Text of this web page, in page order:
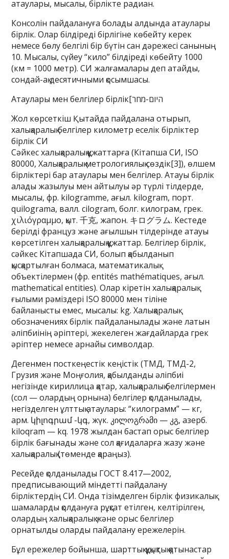
атаулары, мысалы, бірлікте радиан.
Консолін пайдалануға болады алдында атаулары
бірлік. Олар білдіреді бірлігіне көбейту керек
немесе бөлу белгілі бір бүтін сан дәрежесі санының
10. Мысалы, сүйеу “кило” білдіреді көбейту 1000
(км = 1000 метр). СИ жалғамалары деп атайды,
сондай-ақ десятичными қосымшасы.
Атаулары мен белгілер бірлік[היום-מחר
Жол көрсеткіш Қытайда пайдалана отырып,
халықаралық белгілер километр еселік бірліктер
бірлік СИ
Сәйкес халықаралық құжаттарға (Кітапша СИ, ISO
80000, Халықаралық метрологиялық сөздік[3]), өлшем
бірліктері бар атаулары мен белгілер. Атауы бірлік
алады жазылуы мен айтылуы әр түрлі тілдерде,
мысалы, фр. kilogramme, ағыл. kilogram, порт.
quilograma, валл. cilogram, болг. килограм, грек.
χιλιόγραμμο, қыт. 千克, жапон. キログラム. Кестеде
берілді француз және ағылшын тілдерінде атауы
көрсетілген халықаралық құжаттар. Белгілер бірлік,
сәйкес Кітапшада СИ, болып қабылданып
қысқартылған болмаса, математикалық
объектілермен (фр. entités mathématiques, ағыл.
mathematical entities). Олар кіретін халықаралық
ғылыми рәміздері ISO 80000 мен тіліне
байланысты емес, мысалы: kg. Халықаралық
обозначениях бірлік пайдаланылады және латын
әліпбиінің әріптері, жекелеген жағдайларда грек
әріптер немесе арнайы символдар.
Дегенмен посткеңестік кеңістік (ТМД, ТМД-2,
Грузия және Моңғолия, қабылданды әліпбиі
негізінде кириллица қатар, халықаралық белгілермен
(сол — олардың орнына) белгілер қолданылады,
негізделген ұлттық атаулары: “килограмм” — кг,
арм. կիլոգրամ -կգ, жүк. კილოგრამი — კგ, азерб.
kiloqram — kq. 1978 жылдан бастап орыс белгілер
бірлік бағынады және сол қағидаларға жазу және
халықаралық (төменде қараңыз).
Ресейде қолданылады ГОСТ 8.417—2002,
предписывающий міндетті пайдалану
бірліктердің СИ. Онда тізімделген бірлік физикалық
шамаларды қолдануға рұқсат етілген, келтірілген,
олардың халықаралық және орыс белгілер
орнатылды оларды пайдалану ережелерін.
Бұл ережелер бойынша, шарттық-құқықтық қатынастар